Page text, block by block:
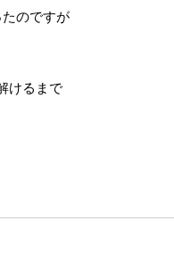
のですが
けるまで